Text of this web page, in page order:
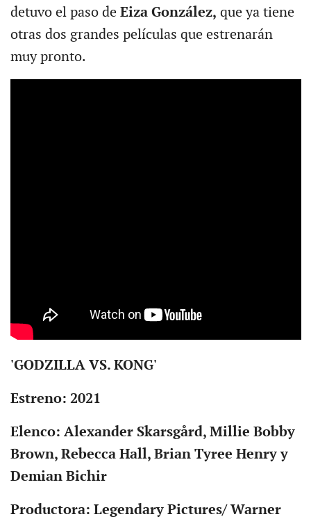
detuvo el paso deEiza González, que ya tiene
otras dos grandes películas que estrenarán
muy pronto.
'GODZILLA VS. KONG'
Estreno: 2021
Elenco: Alexander Skarsgård, Millie Bobby
Brown, Rebecca Hall, Brian Tyree Henry y
Demian Bichir
Productora: Legendary Pictures/ Warner